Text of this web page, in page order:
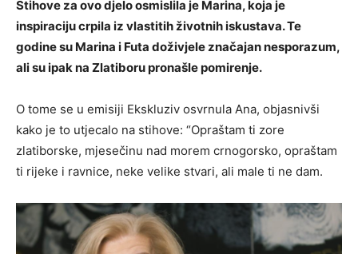
Stihove za ovo djelo osmislila je Marina, koja je
inspiraciju crpila iz vlastitih životnih iskustava. Te
godine su Marina i Futa doživjele značajan nesporazum,
ali su ipak na Zlatiboru pronašle pomirenje.
O tome se u emisiji Ekskluziv osvrnula Ana, objasnivši
kako je to utjecalo na stihove: “Opraštam ti zore
zlatiborske, mjesečinu nad morem crnogorsko, opraštam
ti rijeke i ravnice, neke velike stvari, ali male ti ne dam.